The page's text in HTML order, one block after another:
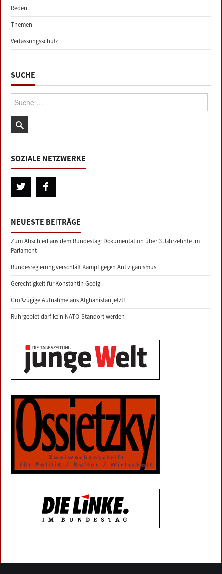
Reden
Themen
Verfassungsschutz
SUCHE
Suche:
SOZIALE NETZWERKE
NEUESTE BEITRÄGE
Zum Abschied aus dem Bundestag: Dokumentation über 3 Jahrzehnte im
Parlament
Bundesregierung verschläft Kampf gegen Antiziganismus
Gerechtigkeit für Konstantin Gedig
Großzügige Aufnahme aus Afghanistan jetzt!
Ruhrgebiet darf kein NATO-Standort werden